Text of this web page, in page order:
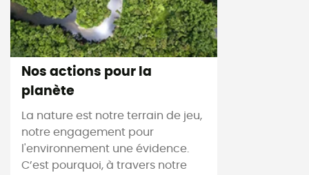
Nos actions pour la
planète
La nature est notre terrain de jeu,
notre engagement pour
l'environnement une évidence.
C’est pourquoi, à travers notre